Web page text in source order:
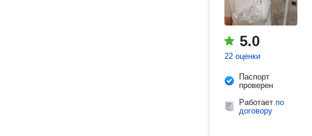
5.0
22 оценки
Паспорт
проверен
Работает по
договору